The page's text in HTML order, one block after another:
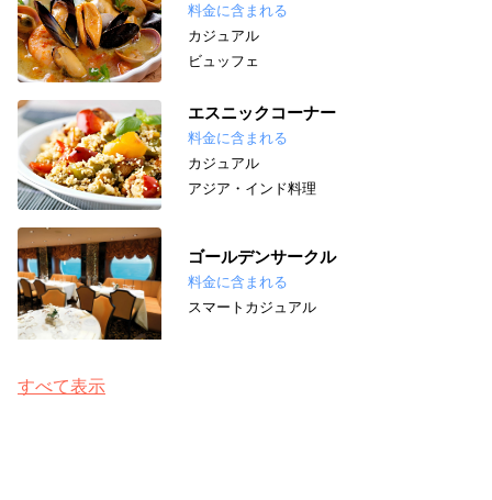
料金に含まれる
カジュアル
ビュッフェ
エスニックコーナー
料金に含まれる
カジュアル
アジア・インド料理
ゴールデンサークル
料金に含まれる
スマートカジュアル
すべて表示